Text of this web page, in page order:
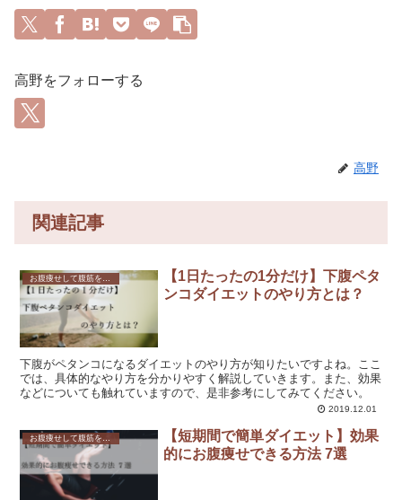
高野をフォローする
高野
関連記事
【1日たったの1分だけ】下腹ペタ
ンコダイエットのやり方とは？
下腹がペタンコになるダイエットのやり方が知りたいですよね。ここ
では、具体的なやり方を分かりやすく解説していきます。また、効果
などについても触れていますので、是非参考にしてみてください。
2019.12.01
【短期間で簡単ダイエット】効果
的にお腹痩せできる方法 7選